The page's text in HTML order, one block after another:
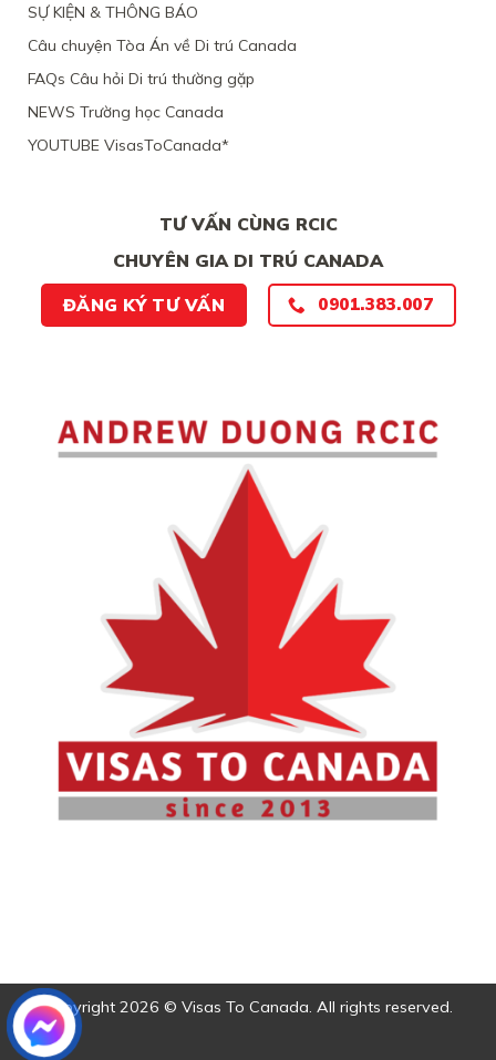
SỰ KIỆN & THÔNG BÁO
Câu chuyện Tòa Án về Di trú Canada
FAQs Câu hỏi Di trú thường gặp
NEWS Trường học Canada
YOUTUBE VisasToCanada*
TƯ VẤN CÙNG RCIC
CHUYÊN GIA DI TRÚ CANADA
ĐĂNG KÝ TƯ VẤN 0901.383.007
Copyright 2026 © Visas To Canada. All rights reserved.